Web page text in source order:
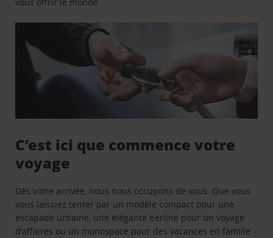
C’est ici que commence votre
voyage
Dès votre arrivée, nous nous occupons de vous. Que vous
vous laissiez tenter par un modèle compact pour une
escapade urbaine, une élégante berline pour un voyage
d’affaires ou un monospace pour des vacances en famille -